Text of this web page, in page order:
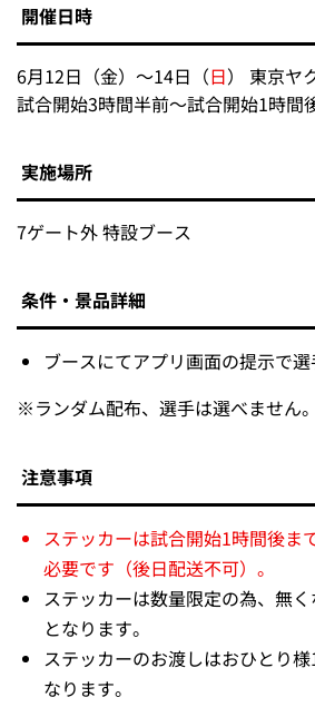
開催日時
6月12日（金）～14日（日） 東京ヤ
試合開始3時間半前～試合開始1時間
実施場所
7ゲート外 特設ブース
条件・景品詳細
ブースにてアプリ画面の提示で
※ランダム配布、選手は選べません。
注意事項
ステッカーは試合開始1時間後ま
必要です（後日配送不可）。
ステッカーは数量限定の為、無
となります。
ステッカーのお渡しはおひとり
なります。